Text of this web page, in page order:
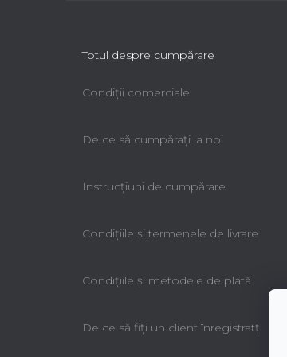
Totul despre cumpărare
Condiții comerciale
De ce să cumpăraţi la noi
Instrucțiuni de cumpărare
Condiţiile şi termenele de livrare
Condiţiile şi metodele de plată
De ce să fiţi un client înregistratţ